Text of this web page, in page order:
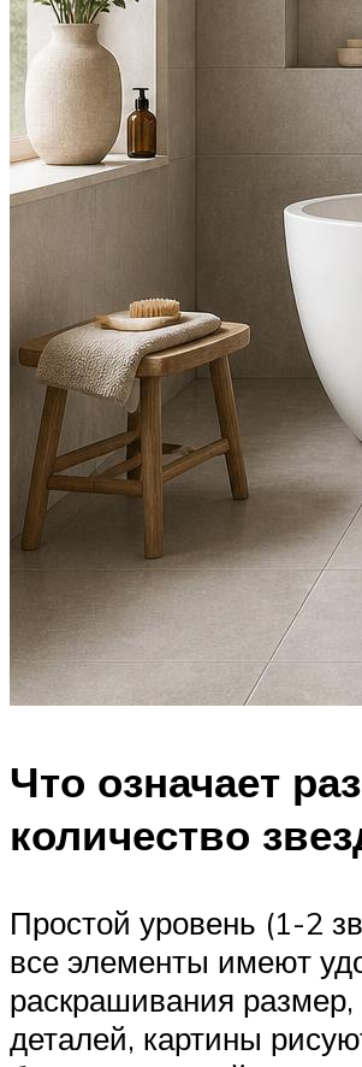
Что означает
количество
Простой уровень (1-2
все элементы имеют
раскрашивания размер,
деталей, картины